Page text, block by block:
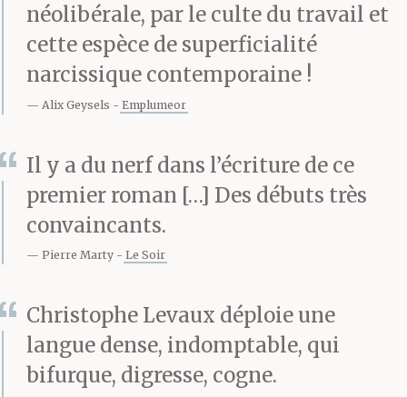
gorge, elle la racle d’un
petit toussotement et
tente de l’engloutir avec
tourmentent avant de
prendre la parole.
La salle est presque
manteau, ça bourdonne
de chuchotis, on ferme
néolibérale, par le culte du travail et
cette espèce de superficialité
narcissique contemporaine !
Alix Geysels Emplumeor
Il y a du nerf dans l’écriture de ce
premier roman […] Des débuts très
convaincants.
Pierre Marty Le Soir
Christophe Levaux déploie une
langue dense, indomptable, qui
bifurque, digresse, cogne.